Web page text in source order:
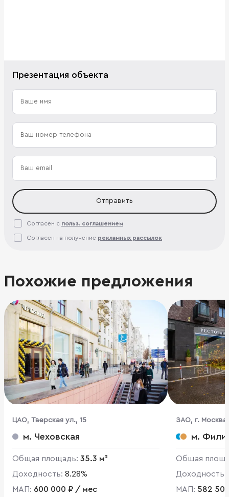
Презентация объекта
Отправить
Согласен с польз. соглашением
Согласен на получение рекламных рассылок
Похожие предложения
ЦАО, Тверская ул., 15
м. Чеховская
Общая площадь: 35.3 м²
Доходность: 8.28%
МАП: 600 000 ₽ / мес
ЗАО, г.
м. Фили
Общая
Доходность:
МАП: 582